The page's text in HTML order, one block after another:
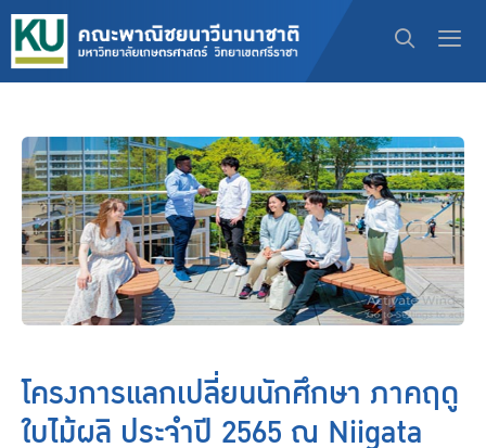
โครงการแลกเปลี่ยนนักศึกษา ภาคฤดู
ใบไม้ผลิ ประจำปี 2565 ณ Niigata